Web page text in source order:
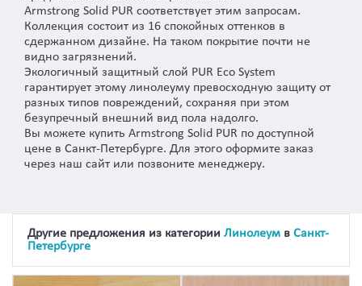
Armstrong Solid PUR соответствует этим запросам.
Коллекция состоит из 16 спокойных оттенков в
сдержанном дизайне. На таком покрытие почти не
видно загрязнений.
Экологичный защитный слой PUR Eco System
гарантирует этому линолеуму превосходную защиту от
разных типов повреждений, сохраняя при этом
безупречный внешний вид пола надолго.
Вы можете купить Armstrong Solid PUR по доступной
цене в Санкт-Петербурге. Для этого оформите заказ
через наш сайт или позвоните менеджеру.
Другие предложения из категории Линолеум в Санкт-
Петербурге